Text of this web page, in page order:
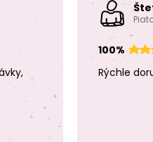
100%
Rýchle